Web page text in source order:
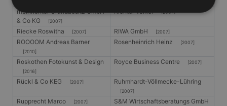
rheinkontor Grundbesitz GmbH
& Co KG
[2007]
Richter Volker[2007]
Riecke Roswitha [2007] RIWA GmbH [2007]
ROOOOM Andreas Barner
[2010]
Rosenheinrich Heinz [2007]
Roskothen Fotokunst & Design
[2016]
Royce Business Centre [2007]
Rückl & Co KEG [2007] Ruhmhardt-Völlmecke-Lühring
[2007]
Rupprecht Marco [2007] S&M Wirtschaftsberatungs GmbH
Unbedingt erforderlich
Performance
Unbedingt erforderliche Cookies ermöglichen
Benutzeranmeldung und die Kontoverwaltung.
Ohne die unbedingt erforderlichen Cookies kann die
Website nicht ordnungsgemäß verwendet werden.